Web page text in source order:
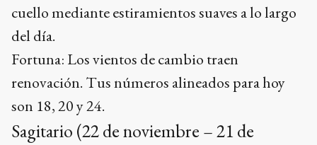
cuello mediante estiramientos suaves a lo largo
del día.
Fortuna: Los vientos de cambio traen
renovación. Tus números alineados para hoy
son 18, 20 y 24.
Sagitario (22 de noviembre – 21 de